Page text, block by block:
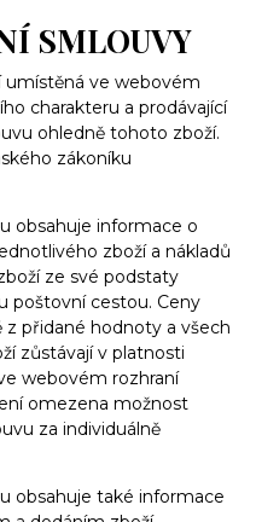
SMLOUVY
ve webovém
charakteru a prodávající
ohledně tohoto zboží.
zákoníku
informace o
zboží a nákladů
ze své podstaty
poštovní cestou. Ceny
z přidané hodnoty a všech
zůstávají v platnosti
webovém rozhraní
omezena možnost
za individuálně
také informace